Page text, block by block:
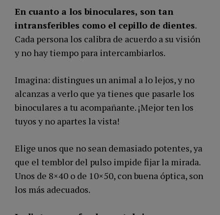
En cuanto a los binoculares, son tan
intransferibles como el cepillo de dientes.
Cada persona los calibra de acuerdo a su visión
y no hay tiempo para intercambiarlos.
Imagina: distingues un animal a lo lejos, y no
alcanzas a verlo que ya tienes que pasarle los
binoculares a tu acompañante. ¡Mejor ten los
tuyos y no apartes la vista!
Elige unos que no sean demasiado potentes, ya
que el temblor del pulso impide fijar la mirada.
Unos de 8×40 o de 10×50, con buena óptica, son
los más adecuados.